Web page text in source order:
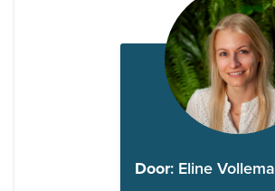
Door: Eline Vollema